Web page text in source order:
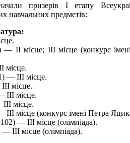
призерів І етапу
навчальних предметів:
ІІ місце; ІІІ місце (конкурс
місце.
— ІІІ місце.
місце.
місце.
місце.
місце (конкурс імені Петра
— ІІІ місце (олімпіада).
ІІІ місце (олімпіада).